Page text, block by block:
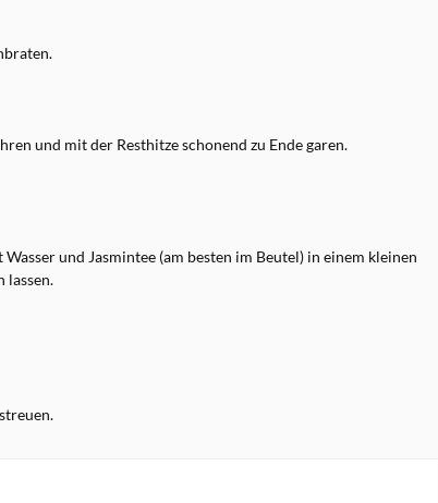
und mit der Resthitze schonend zu Ende garen.
und Jasmintee (am besten im Beutel) in einem kleinen
lassen.